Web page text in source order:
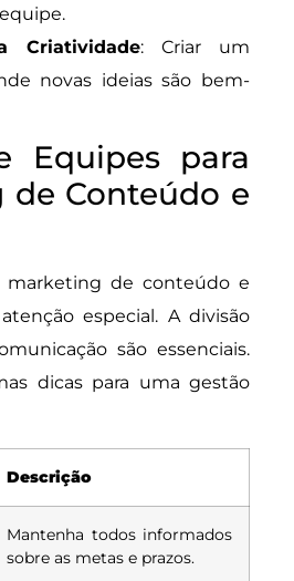
Criatividade: Criar um
novas ideias são bem-
Equipes para
de Conteúdo e
marketing de conteúdo e
especial. A divisão
são essenciais.
dicas para uma gestão
Descrição
Mantenha todos informados
sobre as metas e prazos.